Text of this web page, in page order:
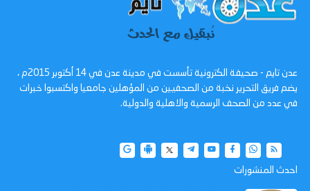
عدن تايم - صحيفة الكترونية تأسست في مدينة عدن في 14 أكتوبر 2015م ،
يضم فريق التحرير نخبة من الصحفيين من المؤهلين جامعيا واكتسبوا خبرات
في عدد من الصحف الرسمية والاهلية والدولية.
احدث المنشورات